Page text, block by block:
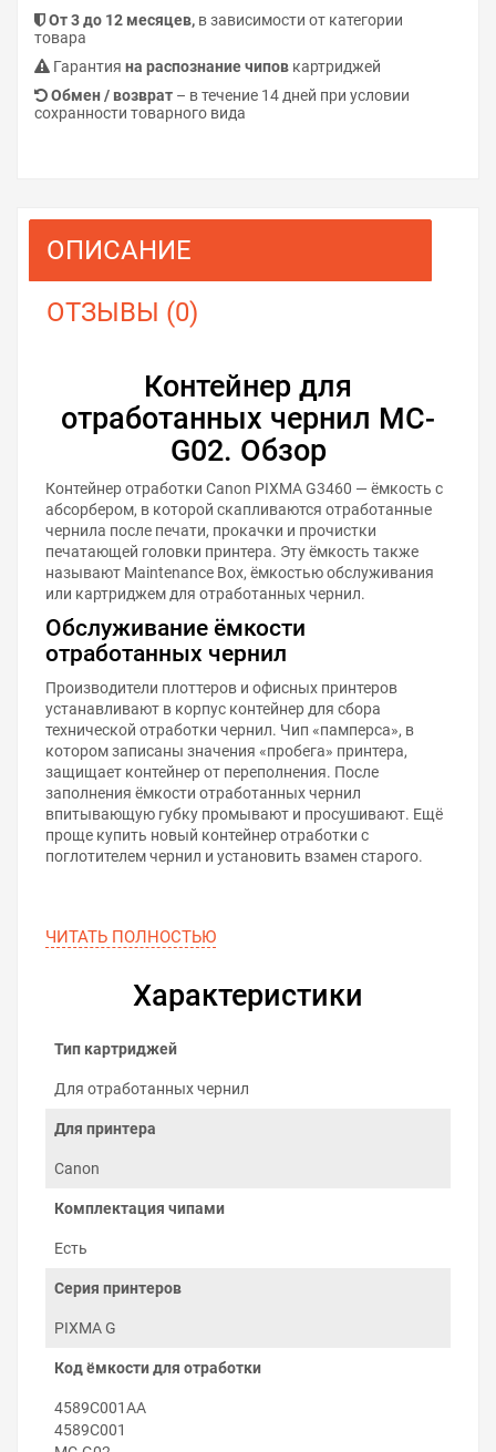
От 3 до 12 месяцев, в зависимости от категории
товара
Гарантия на распознание чипов картриджей
Обмен / возврат – в течение 14 дней при условии
сохранности товарного вида
ОПИСАНИЕ
ОТЗЫВЫ (0)
Контейнер для
отработанных чернил MC-
G02. Обзор
Контейнер отработки Canon PIXMA G3460 — ёмкость с
абсорбером, в которой скапливаются отработанные
чернила после печати, прокачки и прочистки
печатающей головки принтера. Эту ёмкость также
называют Maintenance Box, ёмкостью обслуживания
или картриджем для отработанных чернил.
Обслуживание ёмкости
отработанных чернил
Производители плоттеров и офисных принтеров
устанавливают в корпус контейнер для сбора
технической отработки чернил. Чип «памперса», в
котором записаны значения «пробега» принтера,
защищает контейнер от переполнения. После
заполнения ёмкости отработанных чернил
впитывающую губку промывают и просушивают. Ещё
проще купить новый контейнер отработки с
поглотителем чернил и установить взамен старого.
Как заменить ёмкость для
PIXMA G3460
Заменить ёмкость отработанных чернил можно
Выключите принтер.
Выкрутите винт резервуара обслуживания с
задней стороны принтера.
Извлеките заполненный контейнер
ЧИТАТЬ ПОЛНОСТЬЮ
Характеристики
Тип картриджей
Для отработанных чернил
Для принтера
Canon
Комплектация чипами
Есть
Серия принтеров
PIXMA G
Код ёмкости для отработки
4589C001AA
4589C001